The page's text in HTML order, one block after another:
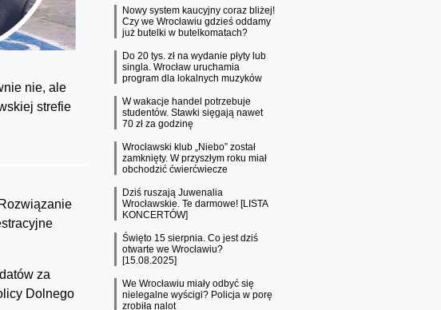
nie, ale
strefie
za
Dolnego
Nowy system kaucyjny coraz bliżej!
Czy we Wrocławiu gdzieś oddamy
już butelki w butelkomatach?
Do 20 tys. zł na wydanie płyty lub
singla. Wrocław uruchamia
program dla lokalnych muzyków
W wakacje handel potrzebuje
studentów. Stawki sięgają nawet
70 zł za godzinę
Wrocławski klub „Niebo” został
zamknięty. W przyszłym roku miał
obchodzić ćwierćwiecze
Dziś ruszają Juwenalia
Wrocławskie. Te darmowe! [LISTA
KONCERTÓW]
Święto 15 sierpnia. Co jest dziś
otwarte we Wrocławiu?
[15.08.2025]
We Wrocławiu miały odbyć się
nielegalne wyścigi? Policja w porę
zrobiła nalot